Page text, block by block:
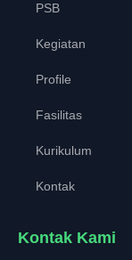
PSB
Kegiatan
Profile
Fasilitas
Kurikulum
Kontak
Kontak Kami